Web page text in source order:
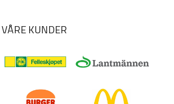
VÅRE KUNDER